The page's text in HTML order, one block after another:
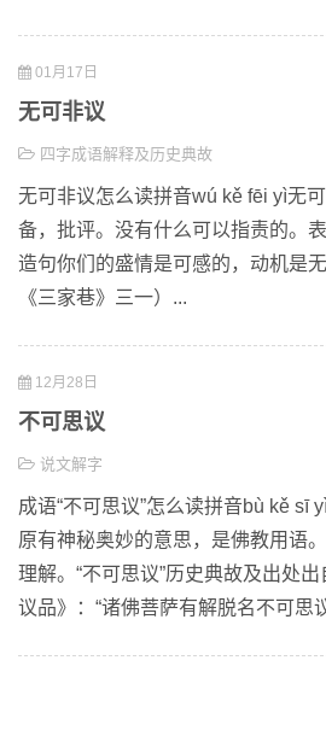
01月17日
无可非议
四字成语解释及历史典故
无可非议怎么读拼音wú kě fēi yì无
备，批评。没有什么可以指责的。
造句你们的盛情是可感的，动机是
《三家巷》三一）...
12月28日
不可思议
说文解字
成语“不可思议”怎么读拼音bù kě sī
原有神秘奥妙的意思，是佛教用语
理解。“不可思议”历史典故及出处
议品》：“诸佛菩萨有解脱名不可思